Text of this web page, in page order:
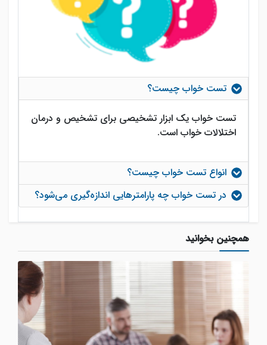
تست خواب چیست؟
تست خواب یک ابزار تشخیصی برای تشخیص و درمان
اختلالات خواب است.
انواع تست خواب چیست؟
در تست خواب چه پارامترهایی اندازه‌گیری می‌شود؟
همچنین بخوانید